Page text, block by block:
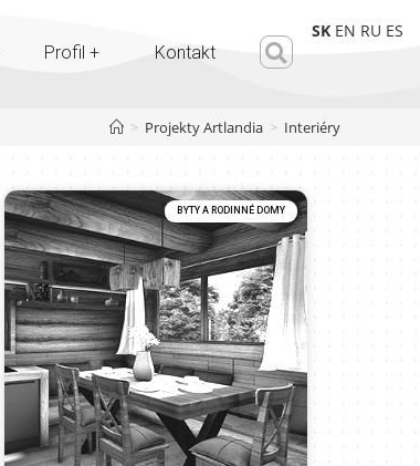
Profil + Kontakt
> Projekty Artlandia > Interiéry
BYTY A RODINNÉ DOMY
SK EN RU ES